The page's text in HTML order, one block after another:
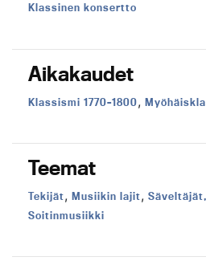
Klassinen konsertto
Aikakaudet
Aikakausi:
Klassismi 1770–1800, Aikakausi:
Teemat
Teema:
Tekijät, Teema:
Musiikin lajit, Teema:
Teema:
Soitinmusiikki